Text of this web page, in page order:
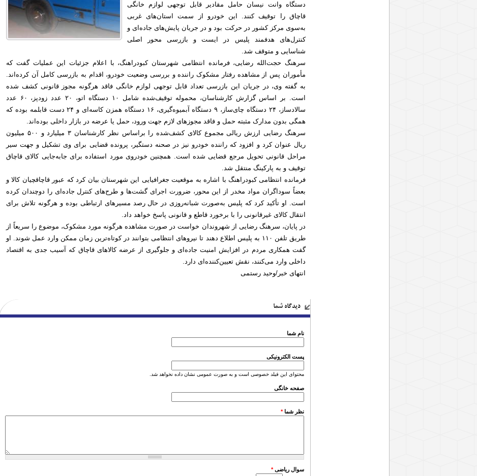
دستگاه وانت نیسان حامل مقادیر قابل توجهی لوازم خانگی
قاچاق را توقیف کنند. این خودرو از سمت استان‌های غربی
به‌سوی مرکز کشور در حرکت بود و در جریان پایش‌های جاده‌ای و
کنترل‌های هدفمند پلیس در ایست و بازرسی محور اصلی
شناسایی و متوقف شد.
سرهنگ حجت‌الله رضایی، فرمانده انتظامی شهرستان کبودراهنگ، با اعلام جزئیات این عملیات گفت که
مأموران پس از مشاهده رفتار مشکوک راننده و بررسی وضعیت خودرو، اقدام به بازرسی کامل آن کرده‌اند.
به گفته وی، در جریان این بازرسی تعداد قابل توجهی لوازم خانگی فاقد هرگونه مجوز قانونی کشف شده
است. بر اساس گزارش کارشناسان، محموله توقیف‌شده شامل ۱۰ دستگاه اتو، ۲۰ عدد زودپز، ۶۰ عدد
سالادساز، ۲۴ دستگاه چای‌ساز، ۹ دستگاه آبمیوه‌گیری، ۱۶ دستگاه همزن کاسه‌ای و ۲۴ دست قابلمه بوده که
همگی بدون مدارک مثبته حمل و فاقد مجوزهای لازم جهت ورود، حمل یا عرضه در بازار داخلی بوده‌اند.
سرهنگ رضایی ارزش ریالی مجموع کالای کشف‌شده را براساس نظر کارشناسان ۳ میلیارد و ۵۰۰ میلیون
ریال عنوان کرد و افزود که راننده خودرو نیز در صحنه دستگیر، پرونده قضایی برای وی تشکیل و جهت سیر
مراحل قانونی تحویل مرجع قضایی شده است. همچنین خودروی مورد استفاده برای جابه‌جایی کالای قاچاق
توقیف و به پارکینگ منتقل شد.
فرمانده انتظامی کبودراهنگ با اشاره به موقعیت جغرافیایی این شهرستان بیان کرد که عبور قاچاقچیان کالا و
بعضاً سوداگران مواد مخدر از این محور، ضرورت اجرای گشت‌ها و طرح‌های کنترل جاده‌ای را دوچندان کرده
است. او تأکید کرد که پلیس به‌صورت شبانه‌روزی در حال رصد مسیرهای ارتباطی بوده و هرگونه تلاش برای
انتقال کالای غیرقانونی را با برخورد قاطع و قانونی پاسخ خواهد داد.
در پایان، سرهنگ رضایی از شهروندان خواست در صورت مشاهده هرگونه مورد مشکوک، موضوع را سریعاً از
طریق تلفن ۱۱۰ به پلیس اطلاع دهند تا نیروهای انتظامی بتوانند در کوتاه‌ترین زمان ممکن وارد عمل شوند. او
گفت همکاری مردم در افزایش امنیت جاده‌ای و جلوگیری از عرضه کالاهای قاچاق که آسیب جدی به اقتصاد
داخلی وارد می‌کنند، نقش تعیین‌کننده‌ای دارد.
انتهای خبر/وحید رستمی
دیدگاه شما
نام شما
پست الکترونیکی
محتوای این فیلد خصوصی است و به صورت عمومی نشان داده نخواهد شد.
صفحه خانگی
نظر شما*
سوال ریاضی*